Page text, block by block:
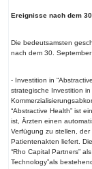
Ereignisse nach dem
Die bedeutsamsten
nach dem 30.
- Investition in
strategische Investition
“Abstractive Health” ist
ist, Ärzten einen
Verfügung zu stellen,
Patientenakten liefert.
“Rho Capital Partners”
Technology”als